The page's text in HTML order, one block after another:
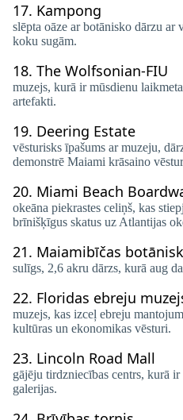
17. Kampong
slēpta oāze ar botānisko dārzu ar
koku sugām.
18. The Wolfsonian-FIU
muzejs, kurā ir mūsdienu
artefakti.
19. Deering Estate
vēsturisks īpašums ar muzeju,
demonstrē Maiami krāsaino
20. Miami Beach
okeāna piekrastes celiņš, kas
brīnišķīgus skatus uz Atlantijas
21. Maiamibīčas
sulīgs, 2,6 akru dārzs, kurā aug
22. Floridas ebreju
muzejs, kas izceļ ebreju
kultūras un ekonomikas vēsturi.
23. Lincoln Road Mall
gājēju tirdzniecības centrs, kurā
galerijas.